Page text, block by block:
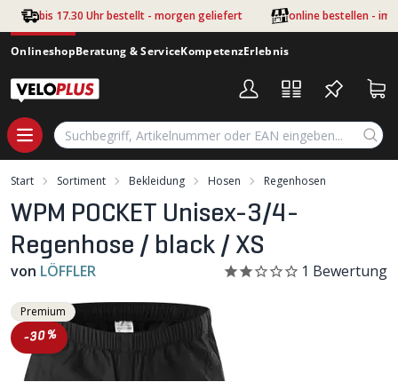
Zum Hauptinhalt springen
bis 17.30 Uhr bestellt - morgen geliefert online bestellen - im
OnlineshopBeratung & ServiceKompetenzErlebnis
Start Sortiment Bekleidung Hosen Regenhosen
WPM POCKET Unisex-3/4-
Regenhose / black / XS
von LÖFFLER 1 Bewertung
Premium
-30%